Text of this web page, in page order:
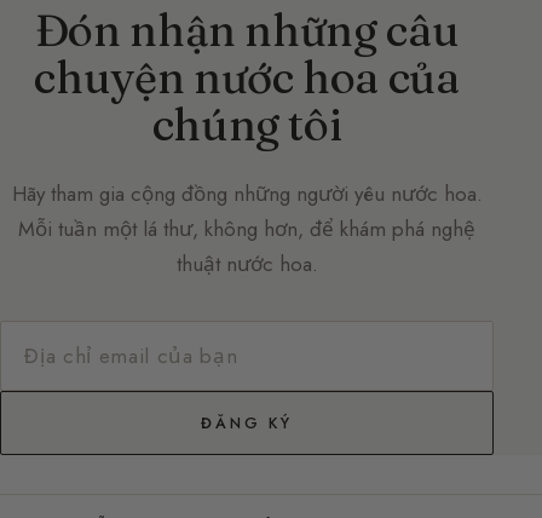
Đón nhận những câu
chuyện nước hoa của
chúng tôi
Hãy tham gia cộng đồng những người yêu nước hoa.
Mỗi tuần một lá thư, không hơn, để khám phá nghệ
thuật nước hoa.
ĐĂNG KÝ